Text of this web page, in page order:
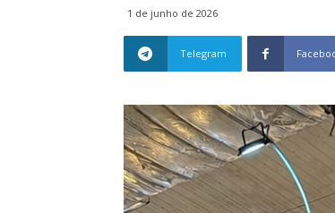
1 de junho de 2026
Telegram